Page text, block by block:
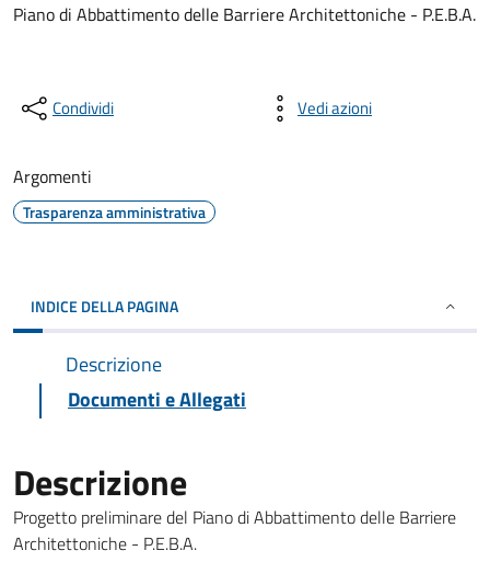
Piano di Abbattimento delle Barriere Architettoniche - P.E.B.A.
Condividi Vedi azioni
Argomenti
Trasparenza amministrativa
INDICE DELLA PAGINA
Descrizione
Documenti e Allegati
Descrizione
Progetto preliminare del Piano di Abbattimento delle Barriere
Architettoniche - P.E.B.A.